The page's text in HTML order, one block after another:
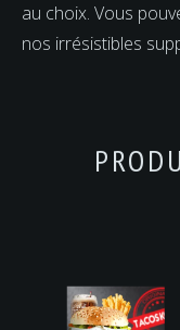
au choix. Vous
nos irrésistibles